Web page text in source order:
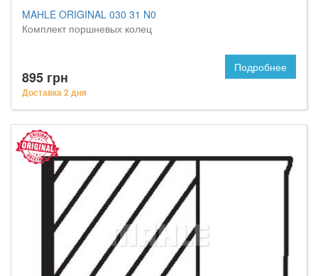
MAHLE ORIGINAL 030 31 N0
Комплект поршневых колец
895 грн
Доставка 2 дня
Подробнее